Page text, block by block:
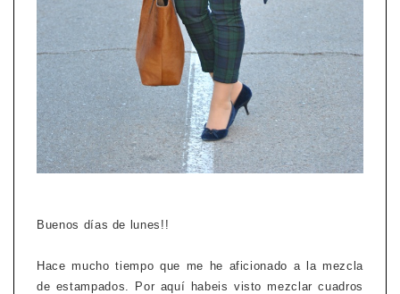
Buenos días de lunes!!
Hace mucho tiempo que me he aficionado a la mezcla
de estampados. Por aquí habeis visto mezclar cuadros